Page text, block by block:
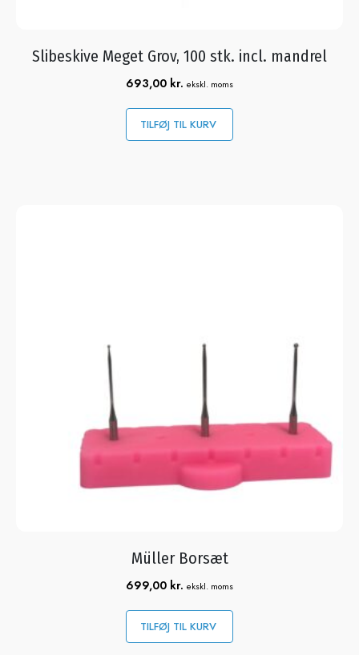
Slibeskive Meget Grov, 100 stk. incl. mandrel
693,00 kr. ekskl. moms
TILFØJ TIL KURV
Müller Borsæt
699,00 kr. ekskl. moms
TILFØJ TIL KURV